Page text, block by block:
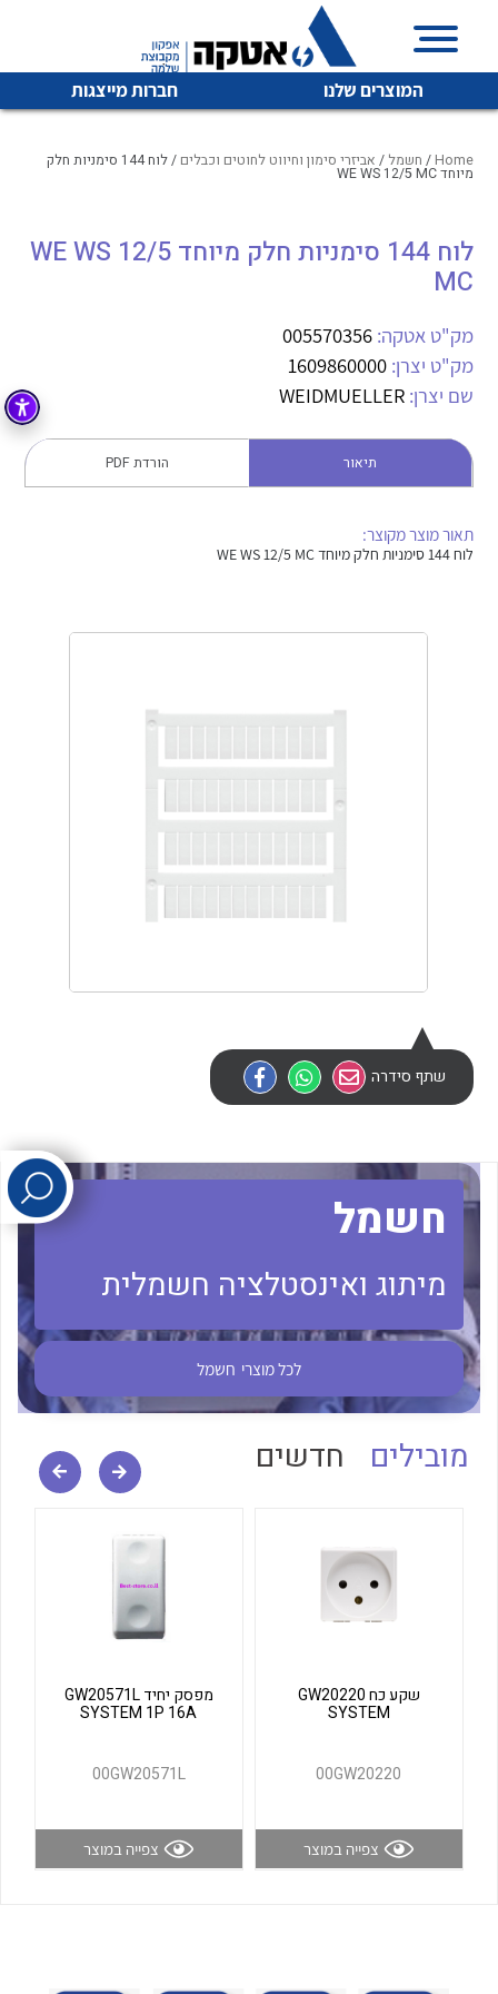
המוצרים שלנו חברות מייצגות
איכות | שרות | זמינות
אטקה בע”מ היא החברה הגדולה והמובילה בישראל בשיווק
מיתוג, בקרה , ואינסטלציה חשמלית ופעילה ב7 תחומים:
חשמל מיתוג ואינסטלציה חשמלית
קופסאות וארונות לחשמל, בקרה ואלקטרוניקה
פתרונות וציוד לסביבה נפיצה EX
לכל מוצרי היצרן לכל מוצרי היצרן
לכל מוצרי היצרן לכל מוצרי היצרן
לכל מוצרי היצרן
לכל מוצרי היצרן לכל מוצרי היצרן
לכל מוצרי היצרן לכל מוצרי היצרן
Home
/ חשמל / אביזרי סימון וחיווט לחוטים וכבלים / לוח 144 סימניות חלק
מיוחד WE WS 12/5 MC
לוח 144 סימניות חלק מיוחד WE WS 12/5
MC
מק"ט אטקה: 005570356
מק"ט יצרן: 1609860000
שם יצרן: WEIDMUELLER
תיאור הורדת PDF
תאור מוצר מקוצר:
לוח 144 סימניות חלק מיוחד WE WS 12/5 MC
שתף סידרה
חשמל
מיתוג ואינסטלציה חשמלית
לכל מוצרי חשמל
מובילים חדשים
שקע כח GW20220
SYSTEM
00GW20220
צפייה במוצר
מפסק יחיד GW20571L
SYSTEM 1P 16A
00GW20571L
צפייה במוצר